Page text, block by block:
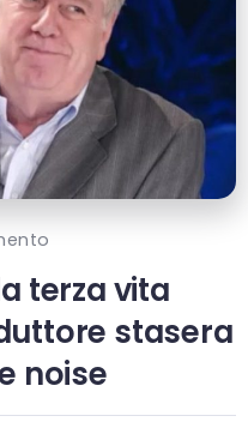
terza vita
stasera
noise